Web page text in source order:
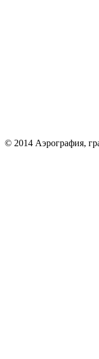
© 2014 Аэрография,